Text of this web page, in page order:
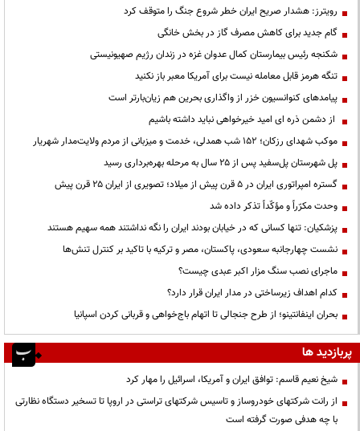
رویترز: هشدار صریح ایران خطر شروع جنگ را متوقف کرد
گام جدید برای کاهش مصرف گاز در بخش خانگی
شکنجه رئیس بیمارستان کمال عدوان غزه در زندان رژیم صهیونیستی
تنگه هرمز قابل معامله نیست برای آمریکا معبر باز نکنید
پیامدهای کنوانسیون خزر از واگذاری بحرین هم زیان‌بارتر است
از دشمن ذره ای امید خیرخواهی نباید داشته باشیم
موکب شهدای رزکان؛ ۱۵۲ شب همدلی، خدمت و میزبانی از مردم ولایت‌مدار شهریار
پل شهرستان پل‌سفید پس از ۲۵ سال به مرحله بهره‌برداری رسید
گستره امپراتوری ایران در ۵ قرن پیش از میلاد؛ تصویری از ایران ۲۵ قرن پیش
وحدت مکرّراً و مؤکّداً تذکر داده شد
پزشکیان: تنها کسانی که در خیابان بودند ایران را نگه نداشتند همه سهیم هستند
نشست چهارجانبه سعودی، پاکستان، مصر و ترکیه با تاکید بر کنترل تنش‌ها
ماجرای نصب سنگ مزار اکبر عبدی چیست؟
کدام اهداف زیرساختی در مدار ایران قرار دارد؟
بحران اینفانتینو؛ از طرح جنجالی تا اتهام باج‌خواهی و قربانی کردن اسپانیا
پربازدید ها
شیخ نعیم قاسم: توافق ایران و آمریکا، اسرائیل را مهار کرد
از رانت‌ شرکتهای خودروساز و تاسیس شرکتهای تراستی در اروپا تا تسخیر دستگاه نظارتی
با چه هدفی صورت گرفته است